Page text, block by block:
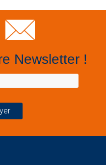
Newsletter !